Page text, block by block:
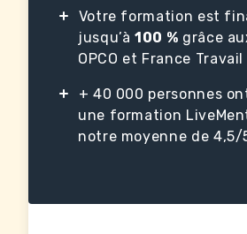
Votre formation est
jusqu’à100 % grâce
OPCO et France Travail
+ 40 000 personnes
une formation
notre moyenne de 4,5/